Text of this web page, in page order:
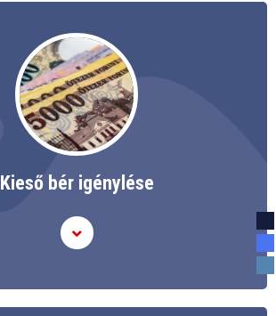
Kieső bér igénylése